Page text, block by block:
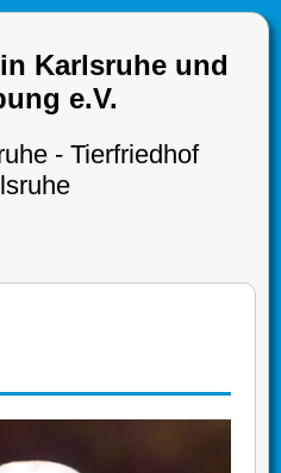
Karlsruhe und
e.V.
- Tierfriedhof